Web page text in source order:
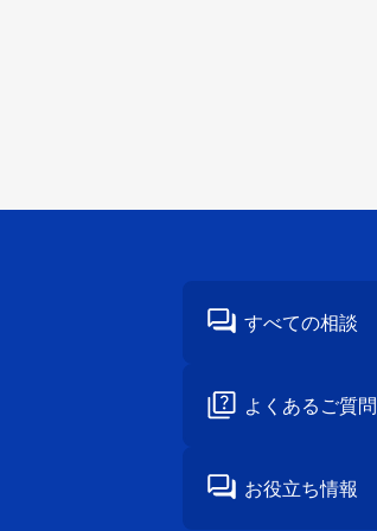
すべての相談
よくあるご質問
お役立ち情報